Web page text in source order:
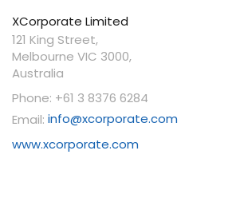
XCorporate Limited
121 King Street,
Melbourne VIC 3000,
Australia
Phone: +61 3 8376 6284
Email: info@xcorporate.com
www.xcorporate.com